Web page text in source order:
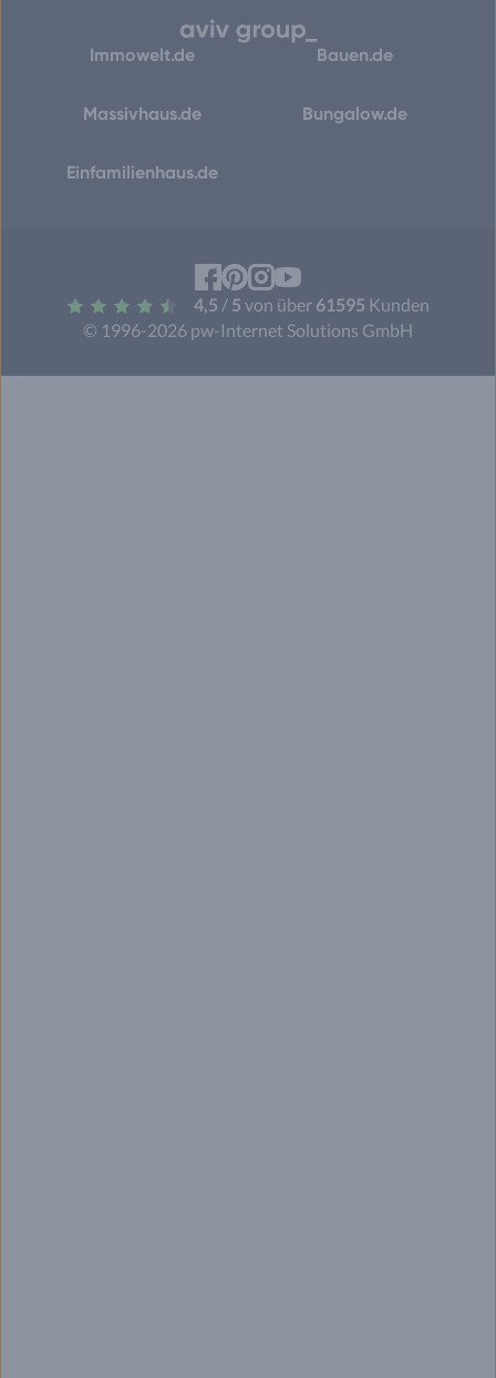
Immowelt.de Bauen.de
Massivhaus.de Bungalow.de
Einfamilienhaus.de
© 1996-2026 pw-Internet Solutions GmbH
4,5 / 5 von über 61595 Kunden
Facebook
Pinterest
Instagram